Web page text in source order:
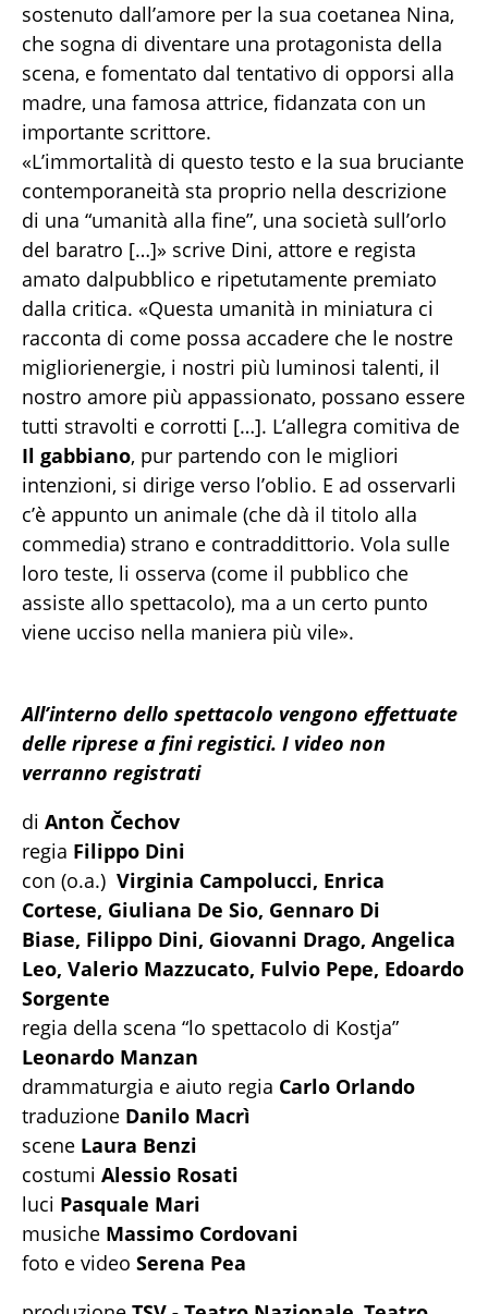
sostenuto dall’amore per la sua coetanea Nina,
che sogna di diventare una protagonista della
scena, e fomentato dal tentativo di opporsi alla
madre, una famosa attrice, fidanzata con un
importante scrittore.
«L’immortalità di questo testo e la sua bruciante
contemporaneità sta proprio nella descrizione
di una “umanità alla fine”, una società sull’orlo
del baratro […]» scrive Dini, attore e regista
amato dalpubblico e ripetutamente premiato
dalla critica. «Questa umanità in miniatura ci
racconta di come possa accadere che le nostre
migliorienergie, i nostri più luminosi talenti, il
nostro amore più appassionato, possano essere
tutti stravolti e corrotti […]. L’allegra comitiva de
Il gabbiano, pur partendo con le migliori
intenzioni, si dirige verso l’oblio. E ad osservarli
c’è appunto un animale (che dà il titolo alla
commedia) strano e contraddittorio. Vola sulle
loro teste, li osserva (come il pubblico che
assiste allo spettacolo), ma a un certo punto
viene ucciso nella maniera più vile».
All’interno dello spettacolo vengono effettuate
delle riprese a fini registici. I video non
verranno registrati
di Anton Čechov
regia Filippo Dini
con (o.a.) Virginia Campolucci, Enrica
Cortese, Giuliana De Sio, Gennaro Di
Biase, Filippo Dini, Giovanni Drago, Angelica
Leo, Valerio Mazzucato, Fulvio Pepe, Edoardo
Sorgente
regia della scena “lo spettacolo di Kostja”
Leonardo Manzan
drammaturgia e aiuto regia Carlo Orlando
traduzione Danilo Macrì
scene Laura Benzi
costumi Alessio Rosati
luci Pasquale Mari
musiche Massimo Cordovani
foto e video Serena Pea